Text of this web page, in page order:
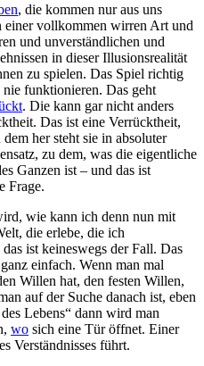
, die kommen nur aus uns
einer vollkommen wirren Art und
und unverständlichen und
in dieser Illusionsrealität
zu spielen. Das Spiel richtig
funktionieren. Das geht
. Die kann gar nicht anders
Das ist eine Verrücktheit,
her steht sie in absoluter
zu dem, was die eigentliche
Ganzen ist – und das ist
Frage.
wie kann ich denn nun mit
die erlebe, die ich
ist keineswegs der Fall. Das
einfach. Wenn man mal
Willen hat, den festen Willen,
auf der Suche danach ist, eben
Lebens“ dann wird man
wo sich eine Tür öffnet. Einer
Verständnisses führt.